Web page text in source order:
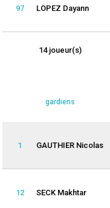
97 LOPEZ Dayann
14 joueur(s)
gardiens
1 GAUTHIER Nicolas
12 SECK Makhtar